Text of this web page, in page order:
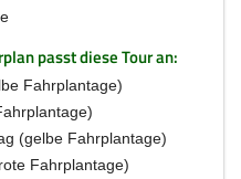
passt diese Tour an:
Fahrplantage)
(gelbe Fahrplantage)
Fahrplantage)